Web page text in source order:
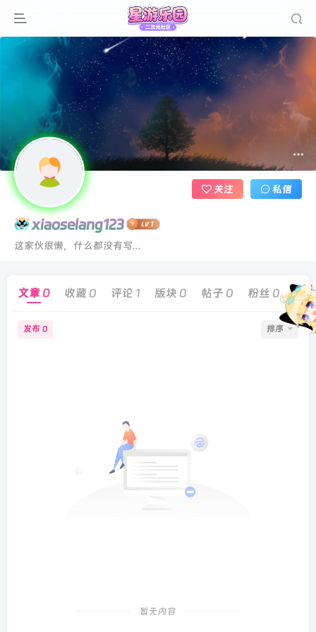
xiaoselang123
这家伙很懒，什么都没有写...
关注 私信
文章 0 收藏 0 评论 1 版块 0 帖子 0 粉丝 0
发布 0 排序
暂无内容